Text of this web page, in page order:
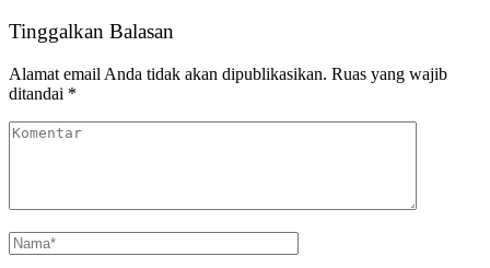
Tinggalkan Balasan
Alamat email Anda tidak akan dipublikasikan. Ruas yang wajib
ditandai *